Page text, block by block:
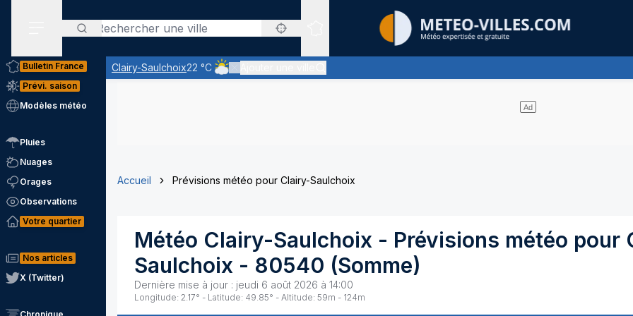
Rechercher
Sites expertis&eacute;s
Clairy-Saulchoix22 °C
Ciel nuageux - les éclaircies et les nuages se partagent le ciel - pas de pluie
Bulletin France
Prévi. saison
Modèles météo
Pluies
Nuages
Orages
Observations
Votre quartier
Nos articles
X (Twitter)
Accueil Prévisions météo pour Clairy-Saulchoix
Météo Clairy-Saulchoix - Prévisions météo pour
Saulchoix - 80540 (Somme)
Dernière mise à jour : jeudi 6 août 2026 à 14:00
Longitude: 2.17° - Latitude: 49.85° - Altitude: 59m - 124m